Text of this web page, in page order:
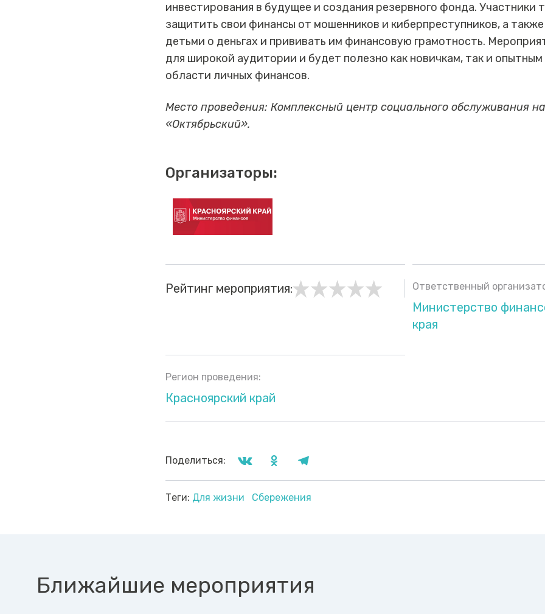
инвестирования в будущее и создания резервного фонда. Участники
защитить свои финансы от мошенников и киберпреступников, а также
детьми о деньгах и прививать им финансовую грамотность.
для широкой аудитории и будет полезно как новичкам, так и
области личных финансов.
Место проведения: Комплексный центр социального обслуживания
«Октябрьский».
Организаторы:
Рейтинг мероприятия: Ответственный
Министерство
края
Регион проведения:
Красноярский край
Поделиться:
Теги: Для жизни Сбережения
Ближайшие мероприятия